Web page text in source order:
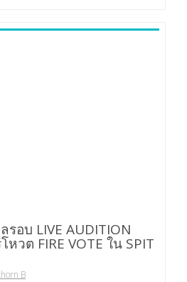
อบ LIVE AUDITION
วต FIRE VOTE ใน SPIT
B